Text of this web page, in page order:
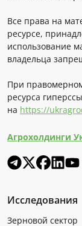
Все права на
ресурсе,
использование
владельца
При
ресурса
на https://
Агрохолдинги
Исследования
Зерновой сектор